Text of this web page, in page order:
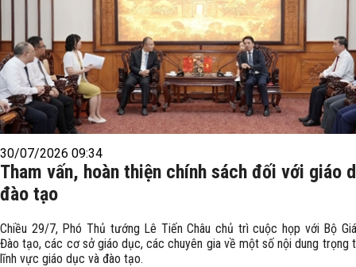
30/07/2026 09:34
Tham vấn, hoàn thiện chính sách đối với giáo
đào tạo
Chiều 29/7, Phó Thủ tướng Lê Tiến Châu chủ trì cuộc họp với Bộ
Đào tạo, các cơ sở giáo dục, các chuyên gia về một số nội dung trọng
lĩnh vực giáo dục và đào tạo.